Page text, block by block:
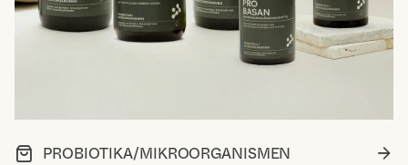
PROBIOTIKA/MIKROORGANISMEN